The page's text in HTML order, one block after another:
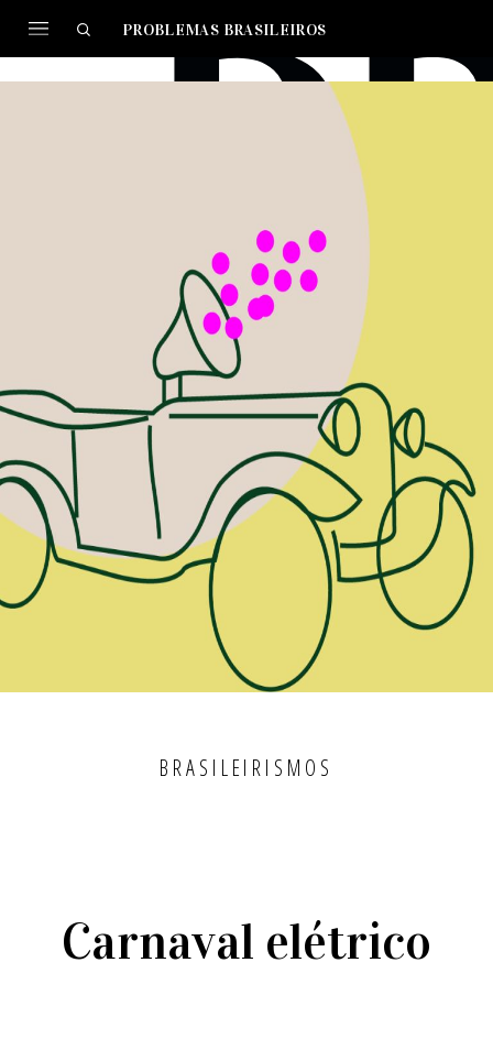
PROBLEMAS BRASILEIROS
BRASILEIRISMOS
Carnaval elétrico